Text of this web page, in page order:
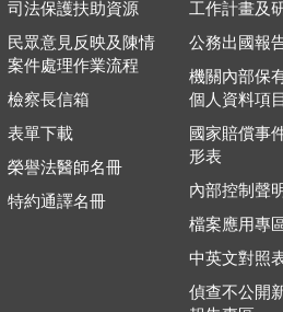
司法保護扶助資源
民眾意見反映及陳情
案件處理作業流程
檢察長信箱
表單下載
榮譽法醫師名冊
特約通譯名冊
工作計畫及
公務出國報
機關內部保
個人資料項
國家賠償事
形表
內部控制聲
檔案應用專
中英文對照
偵查不公開